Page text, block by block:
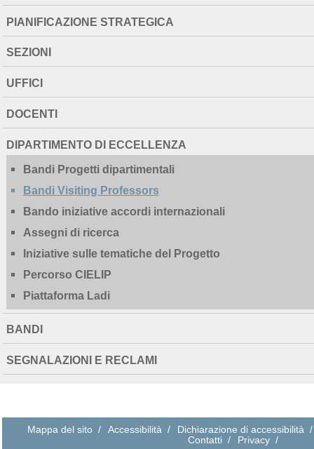
PIANIFICAZIONE STRATEGICA
SEZIONI
UFFICI
DOCENTI
DIPARTIMENTO DI ECCELLENZA
Bandi Progetti dipartimentali
Bandi Visiting Professors
Bando iniziative accordi internazionali
Assegni di ricerca
Iniziative sulle tematiche del Progetto
Percorso CIELIP
Piattaforma Ladi
BANDI
SEGNALAZIONI E RECLAMI
Mappa del sito / Accessibilità / Dichiarazione di accessibilità /
Contatti / Privacy /